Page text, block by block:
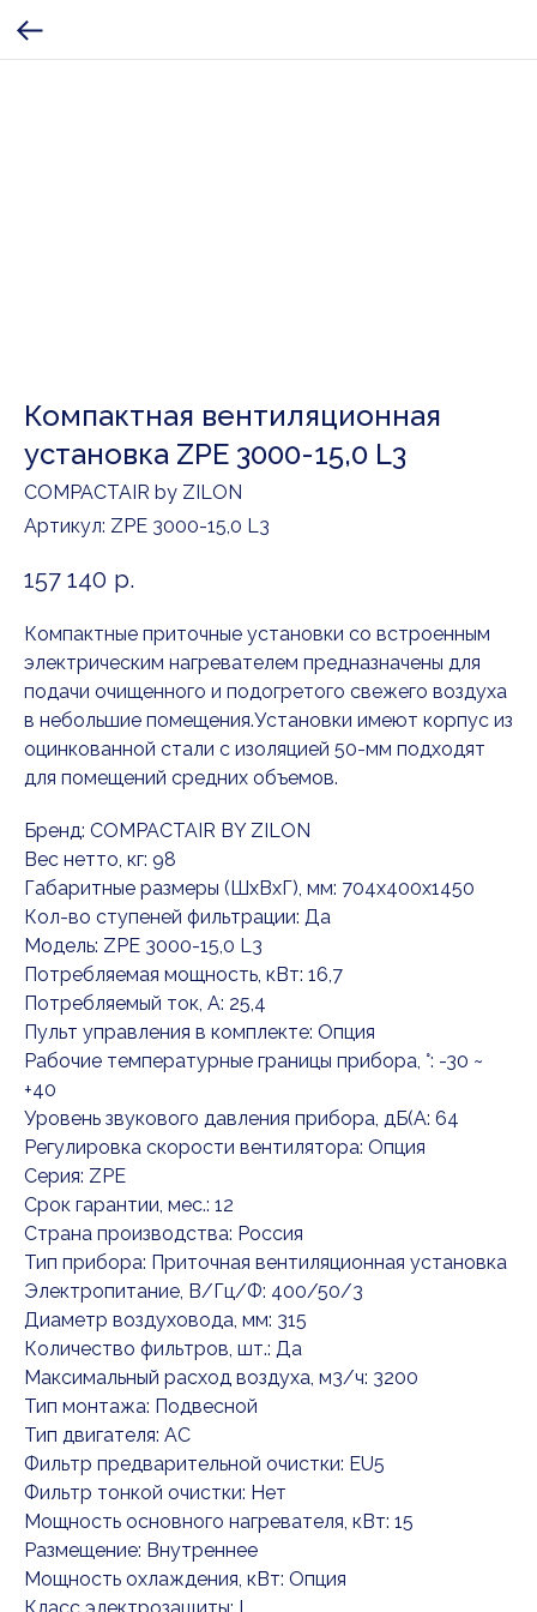
Компактная вентиляционная
установка ZPE 3000-15,0 L3
COMPACTAIR by ZILON
Артикул: ZPE 3000-15,0 L3
157 140 р.
Компактные приточные установки со встроенным
электрическим нагревателем предназначены для
подачи очищенного и подогретого свежего воздуха
в небольшие помещения.Установки имеют корпус из
оцинкованной стали с изоляцией 50-мм подходят
для помещений средних объемов.
Бренд: COMPACTAIR BY ZILON
Вес нетто, кг: 98
Габаритные размеры (ШxВxГ), мм: 704x400x1450
Кол-во ступеней фильтрации: Да
Модель: ZPE 3000-15,0 L3
Потребляемая мощность, кВт: 16,7
Потребляемый ток, А: 25,4
Пульт управления в комплекте: Опция
Рабочие температурные границы прибора, °: -30 ~
+40
Уровень звукового давления прибора, дБ(А: 64
Регулировка скорости вентилятора: Опция
Серия: ZPE
Срок гарантии, мес.: 12
Страна производства: Россия
Тип прибора: Приточная вентиляционная установка
Электропитание, В/Гц/Ф: 400/50/3
Диаметр воздуховода, мм: 315
Количество фильтров, шт.: Да
Максимальный расход воздуха, м3/ч: 3200
Тип монтажа: Подвесной
Тип двигателя: AC
Фильтр предварительной очистки: EU5
Фильтр тонкой очистки: Нет
Мощность основного нагревателя, кВт: 15
Размещение: Внутреннее
Мощность охлаждения, кВт: Опция